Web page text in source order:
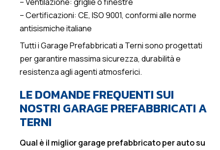
– Certificazioni: CE, ISO 9001, conformi alle norme
antisismiche italiane
Tutti i Garage Prefabbricati a Terni sono progettati
per garantire massima sicurezza, durabilità e
resistenza agli agenti atmosferici.
LE DOMANDE FREQUENTI SUI
NOSTRI GARAGE PREFABBRICATI A
TERNI
Qual è il miglior garage prefabbricato per auto su